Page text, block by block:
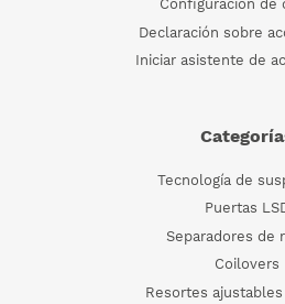
Configuración de
Declaración sobre
Iniciar asistente de
Tecnología de
Puertas
Separadores de
Coilovers
Resortes